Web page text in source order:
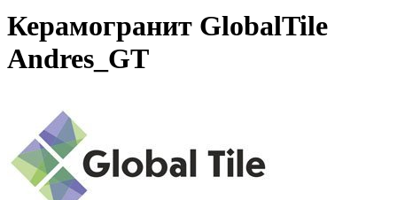
Керамогранит GlobalTile
Andres_GT